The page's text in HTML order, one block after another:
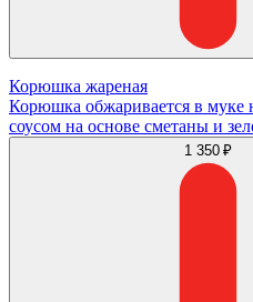
Корюшка жареная
Корюшка обжаривается в муке
соусом на основе сметаны и
1 350 ₽